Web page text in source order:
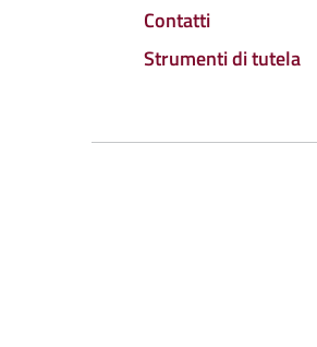
Contatti
Strumenti di tutela